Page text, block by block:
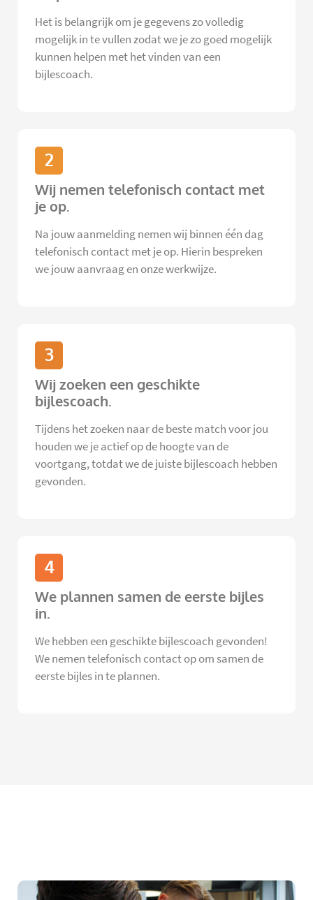
Het is belangrijk om je gegevens zo volledig
mogelijk in te vullen zodat we je zo goed mogelijk
kunnen helpen met het vinden van een
bijlescoach.
2
Wij nemen telefonisch contact met
je op.
Na jouw aanmelding nemen wij binnen één dag
telefonisch contact met je op. Hierin bespreken
we jouw aanvraag en onze werkwijze.
3
Wij zoeken een geschikte
bijlescoach.
Tijdens het zoeken naar de beste match voor jou
houden we je actief op de hoogte van de
voortgang, totdat we de juiste bijlescoach hebben
gevonden.
4
We plannen samen de eerste bijles
in.
We hebben een geschikte bijlescoach gevonden!
We nemen telefonisch contact op om samen de
eerste bijles in te plannen.